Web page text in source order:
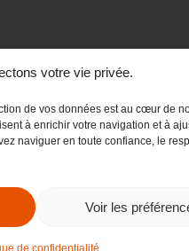
votre vie privée.
de vos données est au cœur de
à enrichir votre navigation et à
naviguer en toute confiance, le
Voir les
de confidentialité
web >